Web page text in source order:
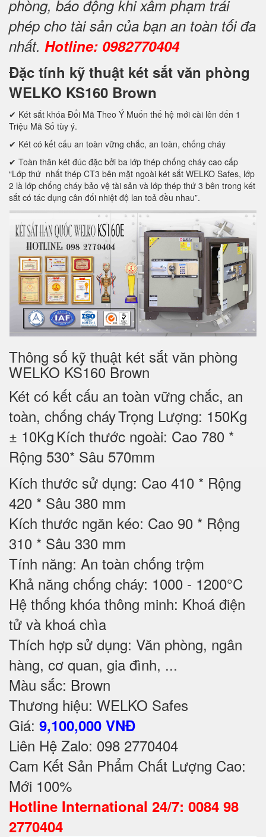
phòng, báo động khi xâm phạm trái
phép cho tài sản của bạn an toàn tối đa
nhất. Hotline: 0982770404
Đặc tính kỹ thuật két sắt văn phòng
WELKO KS160 Brown
✔ Két sắt khóa Đổi Mã Theo Ý Muốn thế hệ mới cài lên đến 1
Triệu Mã Số tùy ý.
✔ Két có kết cấu an toàn vững chắc, an toàn, chống cháy
✔ Toàn thân két đúc đặc bởi ba lớp thép chống cháy cao cấp
“Lớp thứ nhất thép CT3 bên mặt ngoài két sắt WELKO Safes, lớp
2 là lớp chống cháy bảo vệ tài sản và lớp thép thứ 3 bên trong két
sắt có tác dụng cân đối nhiệt độ lan toả đều nhau”.
Thông số kỹ thuật két sắt văn phòng
WELKO KS160 Brown
Két có kết cấu an toàn vững chắc, an
toàn, chống cháyTrọng Lượng: 150Kg
± 10Kg Kích thước ngoài: Cao 780 *
Rộng 530* Sâu 570mm
Kích thước sử dụng: Cao 410 * Rộng
420 * Sâu 380 mm
Kích thước ngăn kéo: Cao 90 * Rộng
310 * Sâu 330 mm
Tính năng: An toàn chống trộm
Khả năng chống cháy: 1000 - 1200°C
Hệ thống khóa thông minh: Khoá điện
tử và khoá chìa
Thích hợp sử dụng: Văn phòng, ngân
hàng, cơ quan, gia đình, ...
Màu sắc: Brown
Thương hiệu: WELKO Safes
Giá: 9,100,000 VNĐ
Liên Hệ Zalo: 098 2770404
Cam Kết Sản Phẩm Chất Lượng Cao:
Mới 100%
Hotline International 24/7: 0084 98
2770404